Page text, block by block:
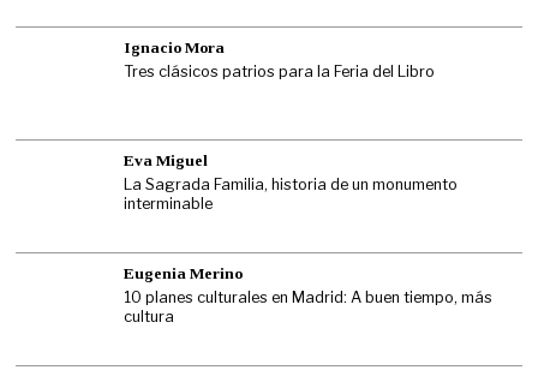
Ignacio Mora
Tres clásicos patrios para la Feria del Libro
Eva Miguel
La Sagrada Familia, historia de un monumento
interminable
Eugenia Merino
10 planes culturales en Madrid: A buen tiempo, más
cultura